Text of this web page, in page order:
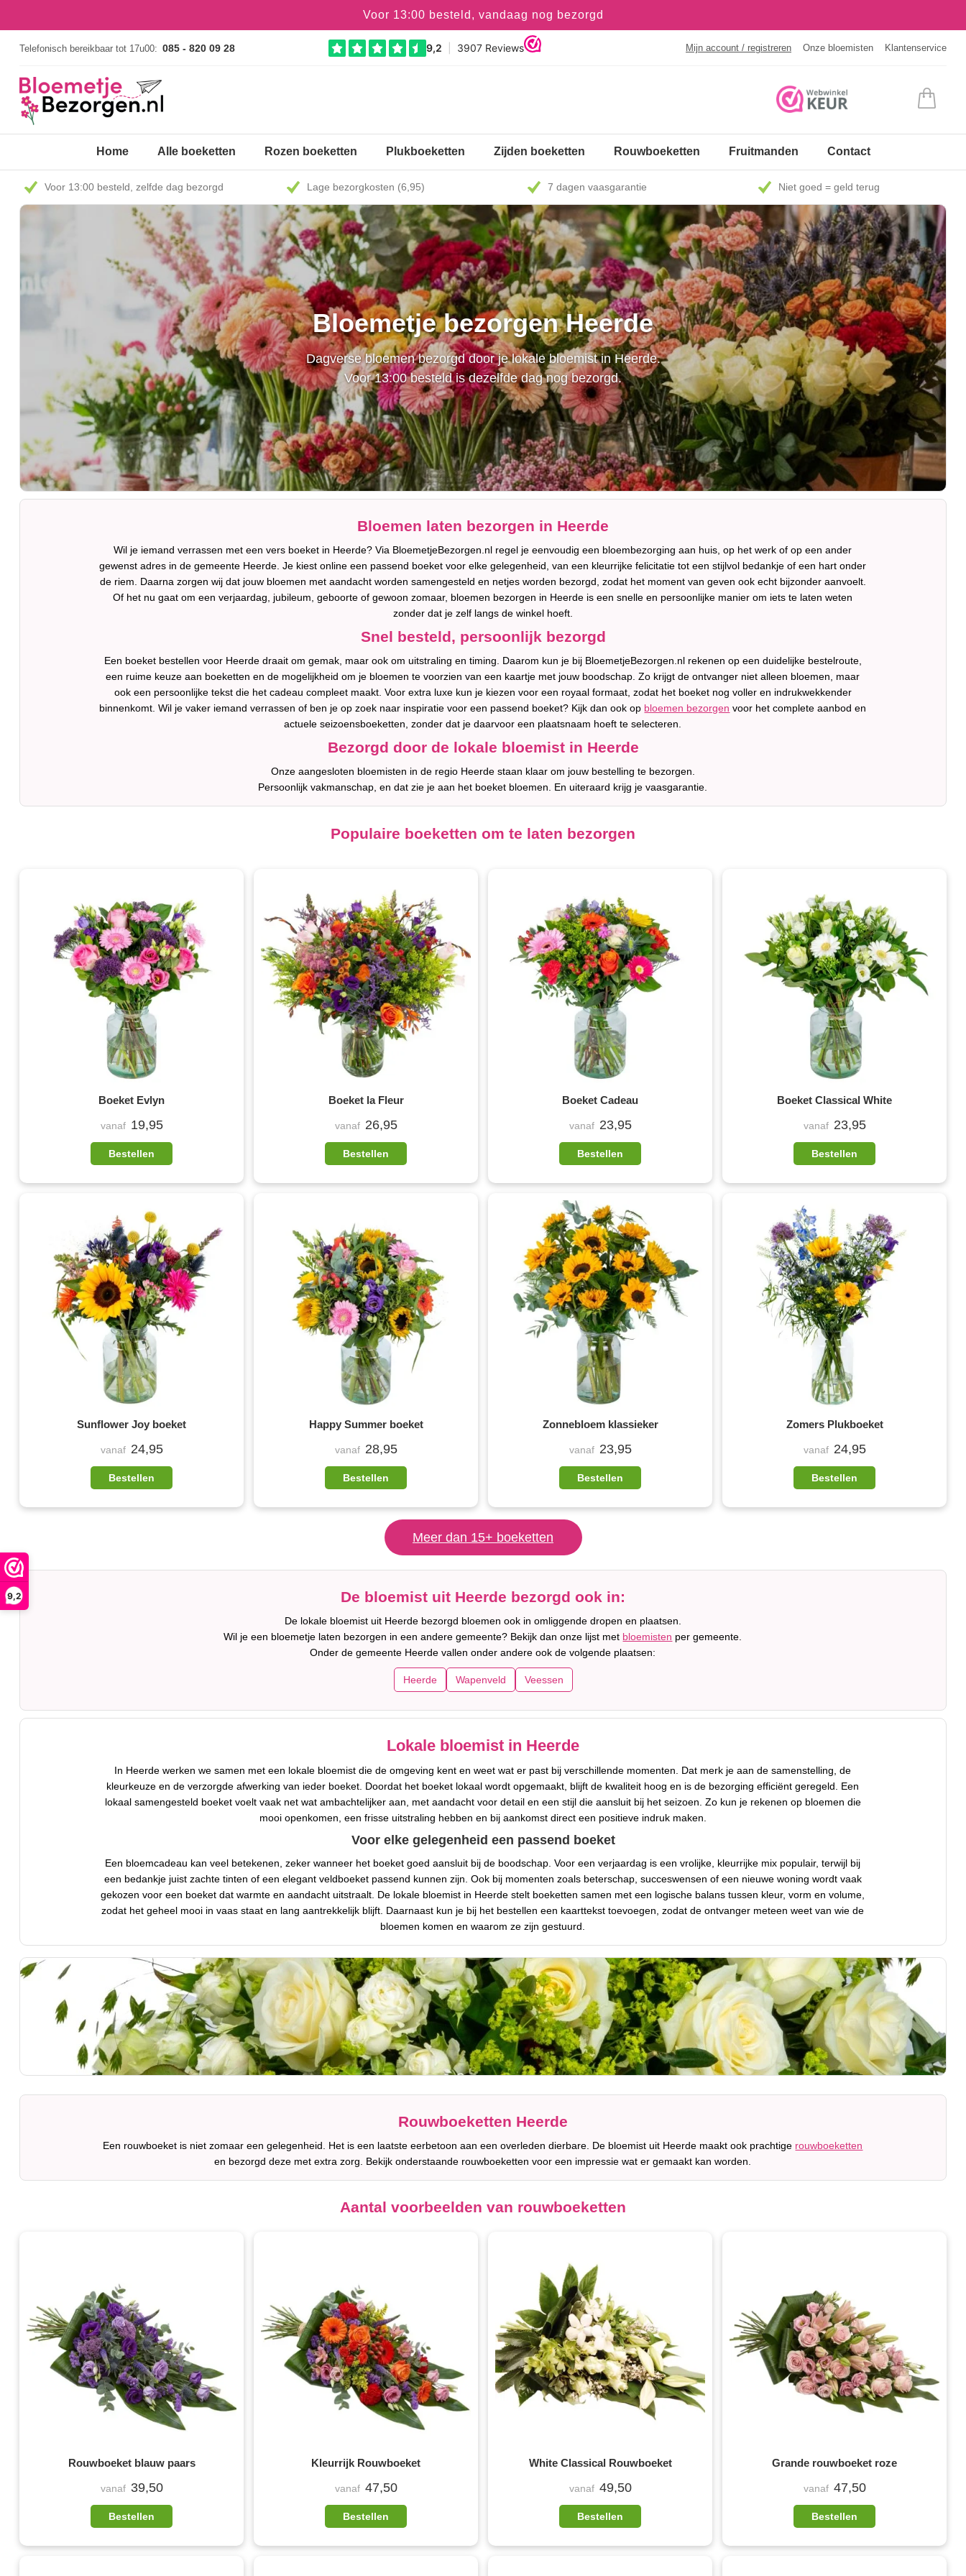
9,2
Voor 13:00 besteld, vandaag nog bezorgd
Telefonisch bereikbaar tot 17u00: 085 - 820 09 28 Mijn account / registreren Onze bloemisten Klantenservice
Home Alle boeketten Rozen boeketten Plukboeketten Zijden boeketten Rouwboeketten Fruitmanden Contact
Voor 13:00 besteld, zelfde dag bezorgd Lage bezorgkosten (6,95) 7 dagen vaasgarantie Niet goed = geld terug
Bloemetje bezorgen Heerde
Dagverse bloemen bezorgd door je lokale bloemist in Heerde.
Voor 13:00 besteld is dezelfde dag nog bezorgd.
Bloemen laten bezorgen in Heerde
Wil je iemand verrassen met een vers boeket in Heerde? Via BloemetjeBezorgen.nl regel je eenvoudig een bloembezorging aan huis, op het werk of op een ander
gewenst adres in de gemeente Heerde. Je kiest online een passend boeket voor elke gelegenheid, van een kleurrijke felicitatie tot een stijlvol bedankje of een hart onder
de riem. Daarna zorgen wij dat jouw bloemen met aandacht worden samengesteld en netjes worden bezorgd, zodat het moment van geven ook echt bijzonder aanvoelt.
Of het nu gaat om een verjaardag, jubileum, geboorte of gewoon zomaar, bloemen bezorgen in Heerde is een snelle en persoonlijke manier om iets te laten weten
zonder dat je zelf langs de winkel hoeft.
Snel besteld, persoonlijk bezorgd
Een boeket bestellen voor Heerde draait om gemak, maar ook om uitstraling en timing. Daarom kun je bij BloemetjeBezorgen.nl rekenen op een duidelijke bestelroute,
een ruime keuze aan boeketten en de mogelijkheid om je bloemen te voorzien van een kaartje met jouw boodschap. Zo krijgt de ontvanger niet alleen bloemen, maar
ook een persoonlijke tekst die het cadeau compleet maakt. Voor extra luxe kun je kiezen voor een royaal formaat, zodat het boeket nog voller en indrukwekkender
binnenkomt. Wil je vaker iemand verrassen of ben je op zoek naar inspiratie voor een passend boeket? Kijk dan ook op bloemen bezorgen voor het complete aanbod en
actuele seizoensboeketten, zonder dat je daarvoor een plaatsnaam hoeft te selecteren.
Bezorgd door de lokale bloemist in Heerde
Onze aangesloten bloemisten in de regio Heerde staan klaar om jouw bestelling te bezorgen.
Persoonlijk vakmanschap, en dat zie je aan het boeket bloemen. En uiteraard krijg je vaasgarantie.
Populaire boeketten om te laten bezorgen
Boeket Evlyn
vanaf 19,95
Bestellen
Boeket la Fleur
vanaf 26,95
Bestellen
Boeket Cadeau
vanaf 23,95
Bestellen
Boeket Classical White
vanaf 23,95
Bestellen
Sunflower Joy boeket
vanaf 24,95
Bestellen
Happy Summer boeket
vanaf 28,95
Bestellen
Zonnebloem klassieker
vanaf 23,95
Bestellen
Zomers Plukboeket
vanaf 24,95
Bestellen
Meer dan 15+ boeketten
De bloemist uit Heerde bezorgd ook in:
De lokale bloemist uit Heerde bezorgd bloemen ook in omliggende dropen en plaatsen.
Wil je een bloemetje laten bezorgen in een andere gemeente? Bekijk dan onze lijst met bloemisten per gemeente.
Onder de gemeente Heerde vallen onder andere ook de volgende plaatsen:
Heerde Wapenveld Veessen
Lokale bloemist in Heerde
In Heerde werken we samen met een lokale bloemist die de omgeving kent en weet wat er past bij verschillende momenten. Dat merk je aan de samenstelling, de
kleurkeuze en de verzorgde afwerking van ieder boeket. Doordat het boeket lokaal wordt opgemaakt, blijft de kwaliteit hoog en is de bezorging efficiënt geregeld. Een
lokaal samengesteld boeket voelt vaak net wat ambachtelijker aan, met aandacht voor detail en een stijl die aansluit bij het seizoen. Zo kun je rekenen op bloemen die
mooi openkomen, een frisse uitstraling hebben en bij aankomst direct een positieve indruk maken.
Voor elke gelegenheid een passend boeket
Een bloemcadeau kan veel betekenen, zeker wanneer het boeket goed aansluit bij de boodschap. Voor een verjaardag is een vrolijke, kleurrijke mix populair, terwijl bij
een bedankje juist zachte tinten of een elegant veldboeket passend kunnen zijn. Ook bij momenten zoals beterschap, succeswensen of een nieuwe woning wordt vaak
gekozen voor een boeket dat warmte en aandacht uitstraalt. De lokale bloemist in Heerde stelt boeketten samen met een logische balans tussen kleur, vorm en volume,
zodat het geheel mooi in vaas staat en lang aantrekkelijk blijft. Daarnaast kun je bij het bestellen een kaarttekst toevoegen, zodat de ontvanger meteen weet van wie de
bloemen komen en waarom ze zijn gestuurd.
Rouwboeketten Heerde
Een rouwboeket is niet zomaar een gelegenheid. Het is een laatste eerbetoon aan een overleden dierbare. De bloemist uit Heerde maakt ook prachtige rouwboeketten
en bezorgd deze met extra zorg. Bekijk onderstaande rouwboeketten voor een impressie wat er gemaakt kan worden.
Aantal voorbeelden van rouwboeketten
Rouwboeket blauw paars
vanaf 39,50
Bestellen
Kleurrijk Rouwboeket
vanaf 47,50
Bestellen
White Classical Rouwboeket
vanaf 49,50
Bestellen
Grande rouwboeket roze
vanaf 47,50
Bestellen